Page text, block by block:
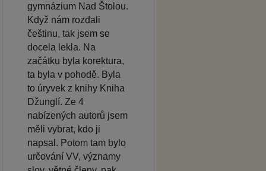
gymnázium Nad Štolou.
Když nám rozdali
češtinu, tak jsem se
docela lekla. Na
začátku byla korektura,
ta byla v pohodě. Byla
to úryvek z knihy Kniha
Džunglí. Ze 4
nabízených autorů jsem
měli vybrat, kdo ji
napsal. Potom tam bylo
určování VV, významy